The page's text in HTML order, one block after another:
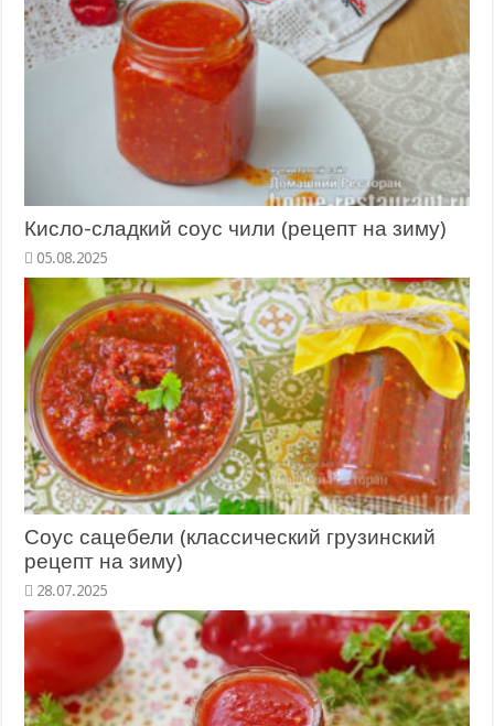
Кисло-сладкий соус чили (рецепт на зиму)
05.08.2025
Соус сацебели (классический грузинский
рецепт на зиму)
28.07.2025